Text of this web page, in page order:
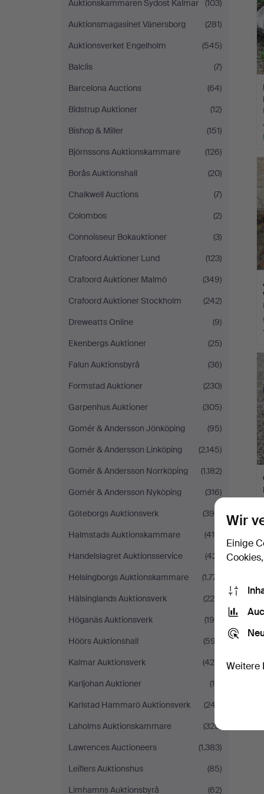
Auktionskammaren Sydost Kalmar
(103)
Auktionsmagasinet Vänersborg
(281)
Auktionsverket Engelholm
(545)
Balclis
(7)
Barcelona Auctions
(64)
Bidstrup Auktioner
(12)
Bishop & Miller
(151)
Björnssons Auktionskammare
(126)
Borås Auktionshall
(20)
Chalkwell Auctions
(7)
Colombos
(2)
Connoisseur Bokauktioner
(3)
Crafoord Auktioner Lund
(123)
Crafoord Auktioner Malmö
(349)
Crafoord Auktioner Stockholm
(242)
Dreweatts Online
(9)
Ekenbergs Auktioner
(25)
Falun Auktionsbyrå
(36)
Formstad Auktioner
(230)
Garpenhus Auktioner
(305)
Gomér & Andersson Jönköping
(95)
Gomér & Andersson Linköping
(2.145)
Gomér & Andersson Norrköping
(1.182)
Gomér & Andersson Nyköping
(316)
Göteborgs Auktionsverk
(398)
Halmstads Auktionskammare
(419)
Handelslagret Auktionsservice
(421)
Helsingborgs Auktionskammare
(1.771)
Hälsinglands Auktionsverk
(225)
Höganäs Auktionsverk
(199)
Höörs Auktionshall
(597)
Kalmar Auktionsverk
(428)
Karljohan Auktioner
(15)
Karlstad Hammarö Auktionsverk
(247)
Laholms Auktionskammare
(325)
Lawrences Auctioneers
(1.383)
Leiflers Auktionshus
(85)
Limhamns Auktionsbyrå
(62)
Wir
Einige
Weitere